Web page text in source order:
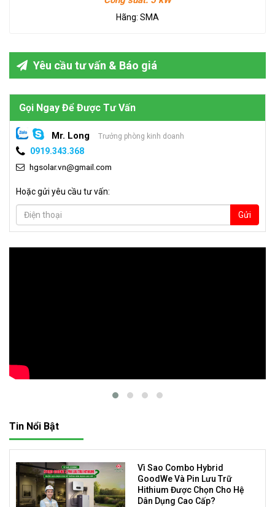
Hãng: SMA
Yêu cầu tư vấn & Báo giá
Gọi Ngay Để Được Tư Vấn
Mr. Long Trưởng phòng kinh doanh
0919.343.368
hgsolar.vn@gmail.com
Hoặc gửi yêu cầu tư vấn:
Gửi
Tin Nổi Bật
Vì Sao Combo Hybrid
GoodWe Và Pin Lưu Trữ
Hithium Được Chọn Cho Hệ
Dân Dụng Cao Cấp?